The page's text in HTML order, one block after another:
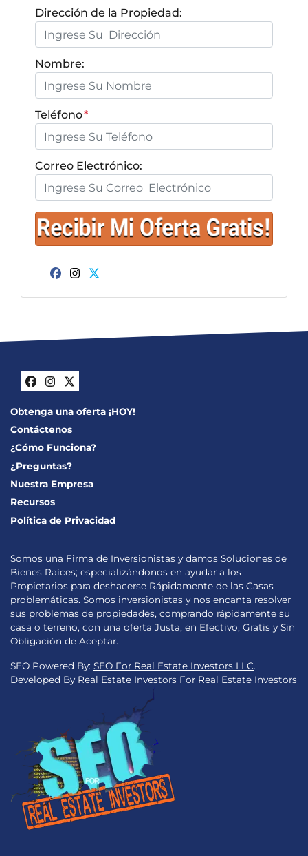
Dirección de la Propiedad:
Nombre:
Teléfono*
Correo Electrónico:
Facebook
Facebook
Instagram
Twitter
Obtenga una oferta ¡HOY!
Contáctenos
¿Cómo Funciona?
¿Preguntas?
Nuestra Empresa
Recursos
Política de Privacidad
Somos una Firma de Inversionistas y damos Soluciones de
Bienes Raíces; especializándonos en ayudar a los
Propietarios para deshacerse Rápidamente de las Casas
problemáticas. Somos inversionistas y nos encanta resolver
sus problemas de propiedades, comprando rápidamente su
casa o terreno, con una oferta Justa, en Efectivo, Gratis y Sin
Obligación de Aceptar.
SEO Powered By: SEO For Real Estate Investors LLC.
Developed By Real Estate Investors For Real Estate Investors